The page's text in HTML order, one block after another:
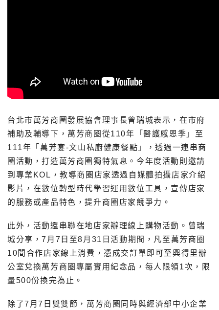
台北市萬芳商圈發展協會理事長曾瑞城表示，在市府
補助及輔導下，萬芳商圈從110年「醫護感恩季」至
111年「萬芳宴-文山私廚健康餐點」，透過一連串商
圈活動，打造萬芳商圈獨特氣息。今年度活動則邀請
到專業KOL，教導商圈店家透過自媒體拍攝店家介紹
影片，在數位轉型時代學習運用數位工具，宣傳店家
的服務或產品特色，提升商圈店家競爭力。
此外，活動還串聯在地店家辦理線上購物活動。曾瑞
城分享，7月7日至8月31日活動期間，凡至萬芳商圈
10間合作店家線上消費，憑成交訂單即可至興得里辦
公室兌換萬芳商圈專屬實用紀念品，每人限領1次，限
量500份換完為止。
除了7月7日雙雙節，萬芳商圈同時與經濟部中小企業